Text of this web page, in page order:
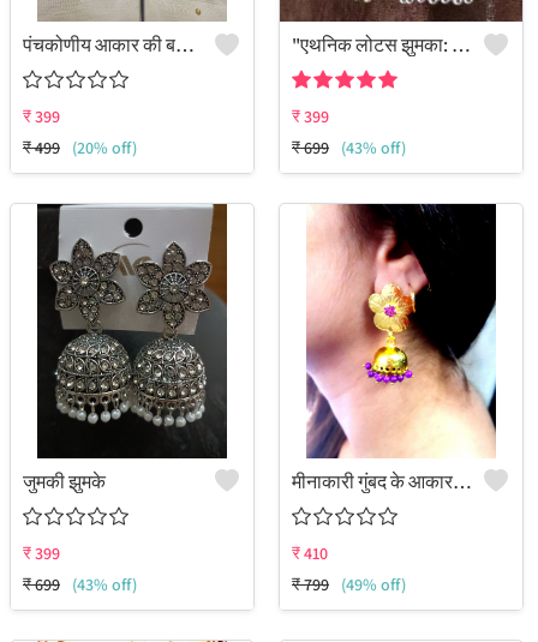
पंचकोणीय आकार की बड़ी बाली
₹399
₹499 (20% off)
"एथनिक लोटस झुमका: स्टाइलिश सजावट - जूलकार्ट"
₹399
₹699 (43% off)
जुमकी झुमके
₹399
₹699 (43% off)
मीनाकारी गुंबद के आकार के झुमके
₹410
₹799 (49% off)